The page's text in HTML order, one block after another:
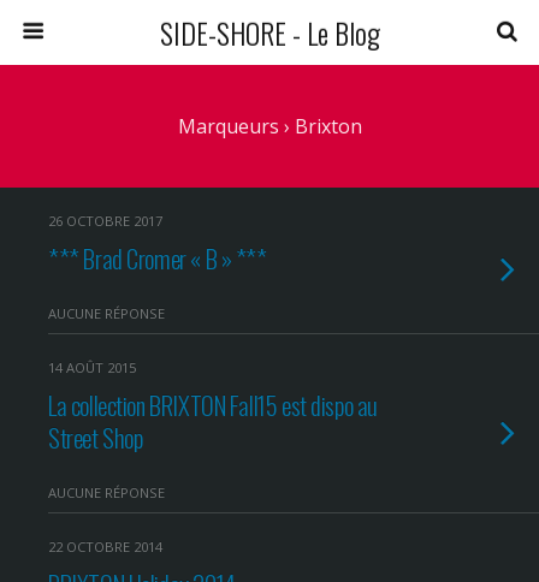
SIDE-SHORE - Le Blog
Marqueurs › Brixton
26 OCTOBRE 2017
*** Brad Cromer « B » ***
AUCUNE RÉPONSE
14 AOÛT 2015
La collection BRIXTON Fall15 est dispo au
Street Shop
AUCUNE RÉPONSE
22 OCTOBRE 2014